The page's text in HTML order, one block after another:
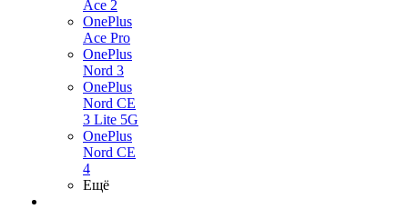
Ace 2
OnePlus
Ace Pro
OnePlus
Nord 3
OnePlus
Nord CE
3 Lite 5G
OnePlus
Nord CE
4
Ещё